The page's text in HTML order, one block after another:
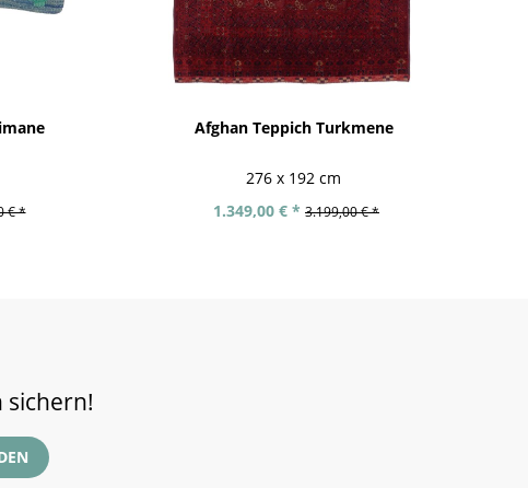
€ *
Afghan Teppich Turkmene
276 x 192 cm
1.349,00 € * 3.199,00 € *
sichern!